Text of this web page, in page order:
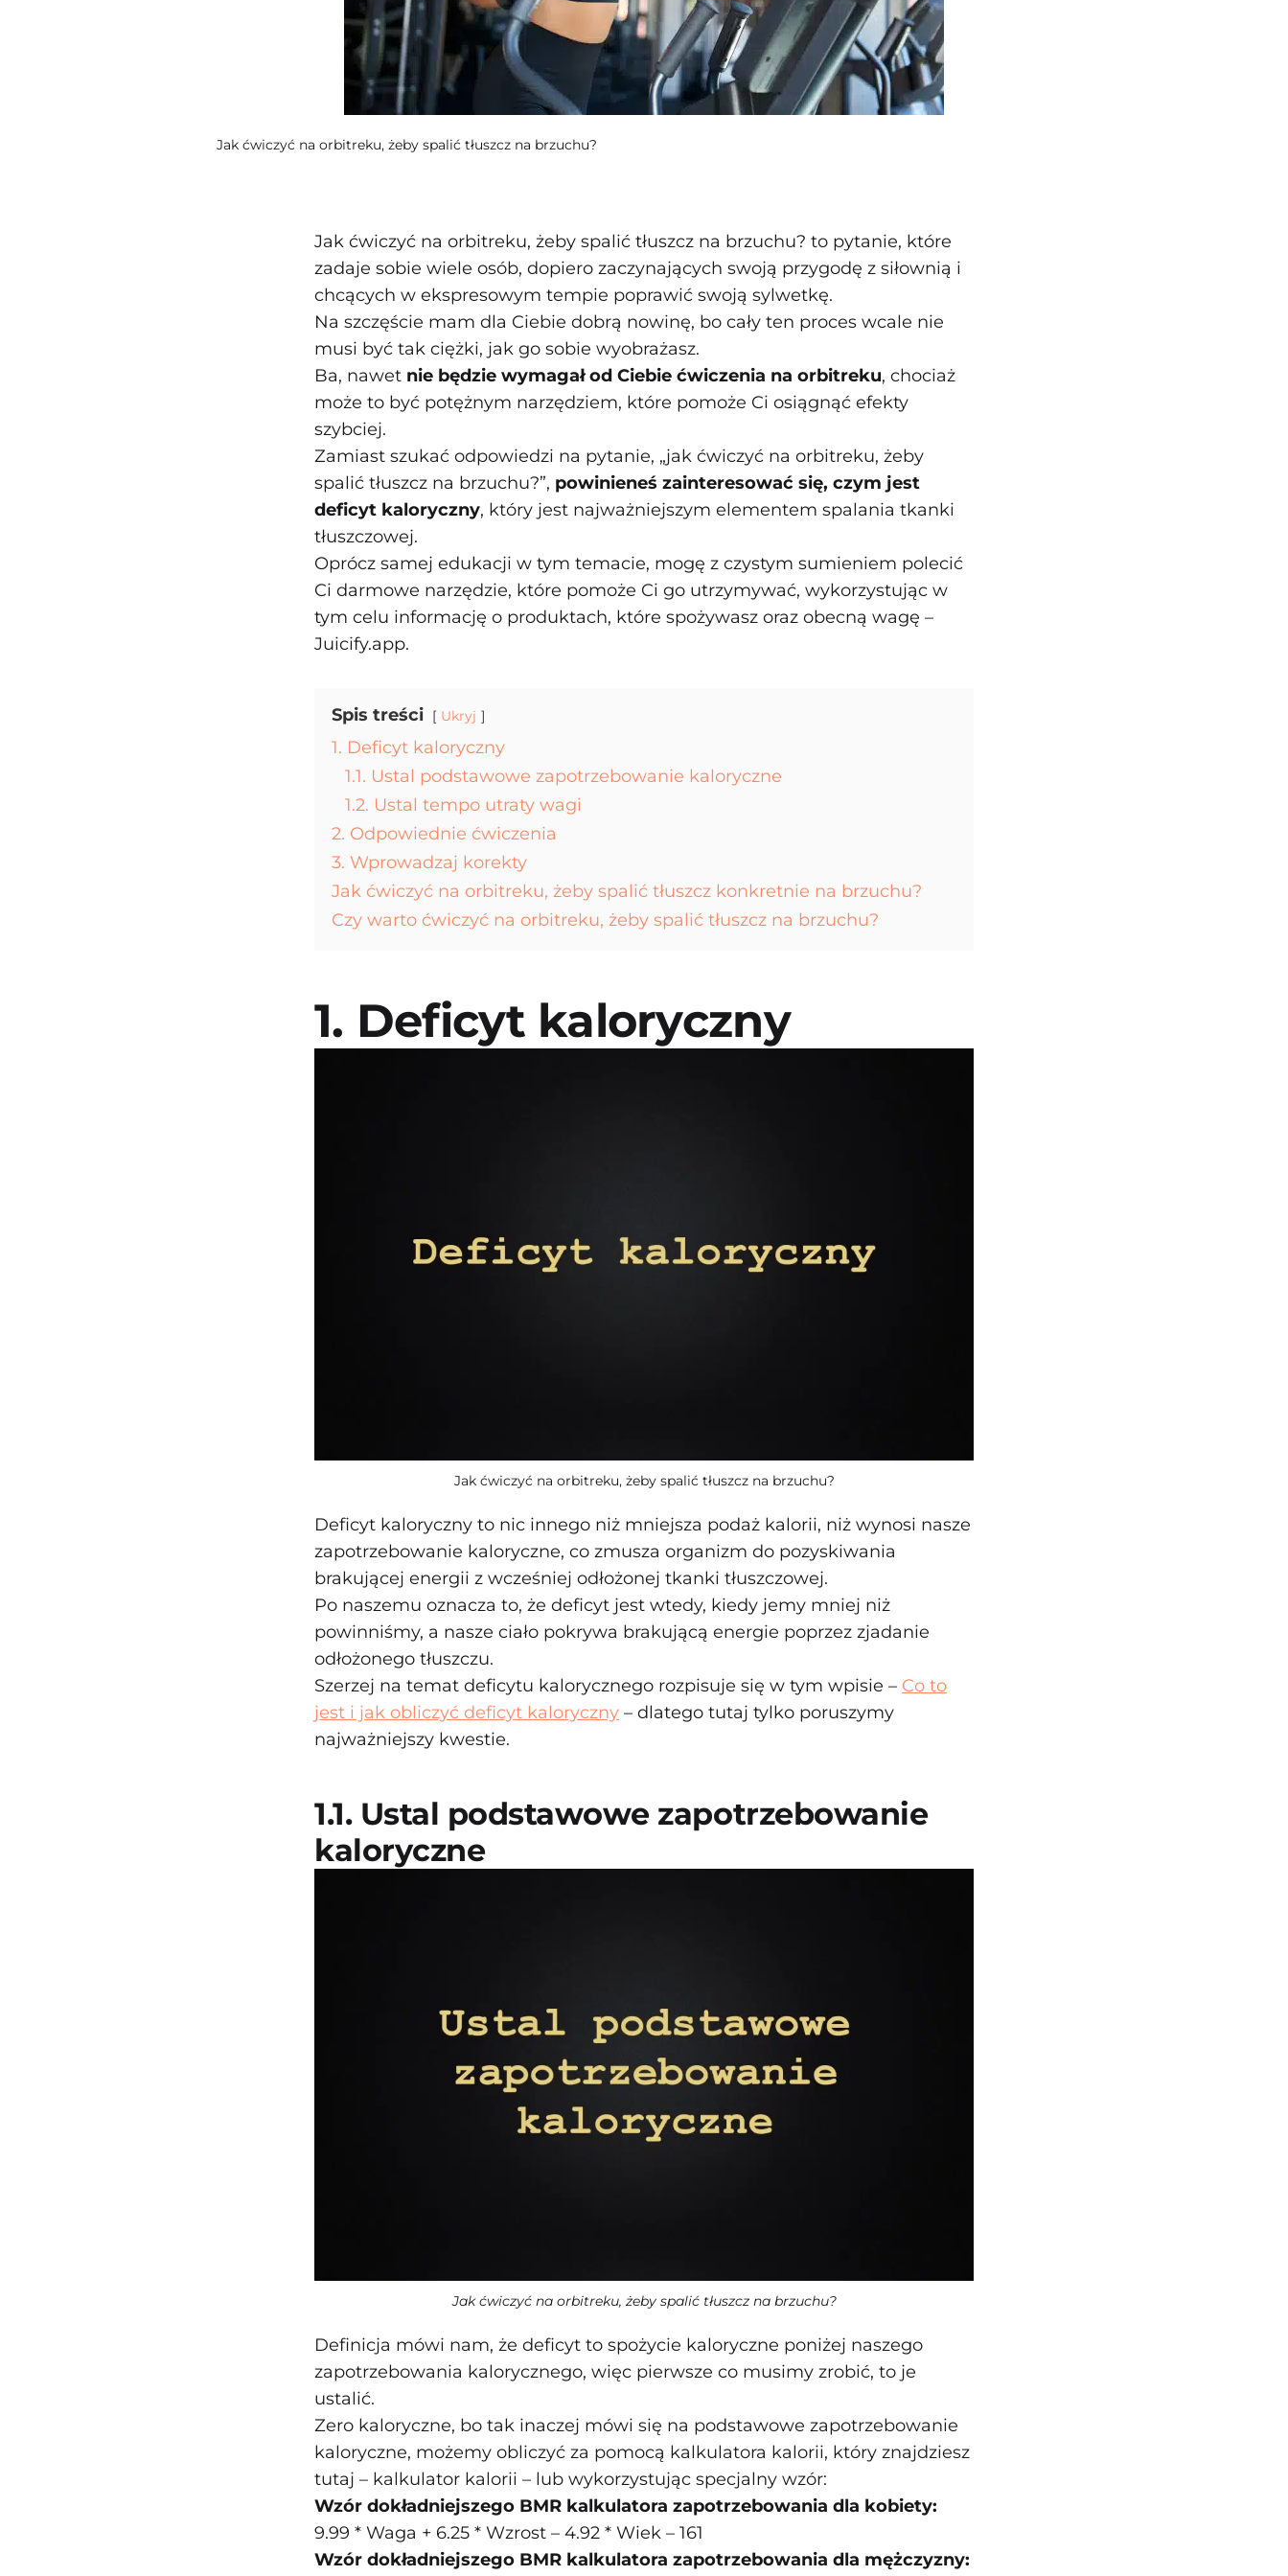
Jak ćwiczyć na orbitreku, żeby spalić tłuszcz na brzuchu?
Jak ćwiczyć na orbitreku, żeby spalić tłuszcz na brzuchu? to pytanie, które
zadaje sobie wiele osób, dopiero zaczynających swoją przygodę z siłownią i
chcących w ekspresowym tempie poprawić swoją sylwetkę.
Na szczęście mam dla Ciebie dobrą nowinę, bo cały ten proces wcale nie
musi być tak ciężki, jak go sobie wyobrażasz.
Ba, nawet nie będzie wymagał od Ciebie ćwiczenia na orbitreku, chociaż
może to być potężnym narzędziem, które pomoże Ci osiągnąć efekty
szybciej.
Zamiast szukać odpowiedzi na pytanie, „jak ćwiczyć na orbitreku, żeby
spalić tłuszcz na brzuchu?”, powinieneś zainteresować się, czym jest
deficyt kaloryczny, który jest najważniejszym elementem spalania tkanki
tłuszczowej.
Oprócz samej edukacji w tym temacie, mogę z czystym sumieniem polecić
Ci darmowe narzędzie, które pomoże Ci go utrzymywać, wykorzystując w
tym celu informację o produktach, które spożywasz oraz obecną wagę –
Juicify.app.
Spis treści Ukryj
1. Deficyt kaloryczny
1.1. Ustal podstawowe zapotrzebowanie kaloryczne
1.2. Ustal tempo utraty wagi
2. Odpowiednie ćwiczenia
3. Wprowadzaj korekty
Jak ćwiczyć na orbitreku, żeby spalić tłuszcz konkretnie na brzuchu?
Czy warto ćwiczyć na orbitreku, żeby spalić tłuszcz na brzuchu?
1. Deficyt kaloryczny
Jak ćwiczyć na orbitreku, żeby spalić tłuszcz na brzuchu?
Deficyt kaloryczny to nic innego niż mniejsza podaż kalorii, niż wynosi nasze
zapotrzebowanie kaloryczne, co zmusza organizm do pozyskiwania
brakującej energii z wcześniej odłożonej tkanki tłuszczowej.
Po naszemu oznacza to, że deficyt jest wtedy, kiedy jemy mniej niż
powinniśmy, a nasze ciało pokrywa brakującą energie poprzez zjadanie
odłożonego tłuszczu.
Szerzej na temat deficytu kalorycznego rozpisuje się w tym wpisie – Co to
jest i jak obliczyć deficyt kaloryczny – dlatego tutaj tylko poruszymy
najważniejszy kwestie.
1.1. Ustal podstawowe zapotrzebowanie
kaloryczne
Jak ćwiczyć na orbitreku, żeby spalić tłuszcz na brzuchu?
Definicja mówi nam, że deficyt to spożycie kaloryczne poniżej naszego
zapotrzebowania kalorycznego, więc pierwsze co musimy zrobić, to je
ustalić.
Zero kaloryczne, bo tak inaczej mówi się na podstawowe zapotrzebowanie
kaloryczne, możemy obliczyć za pomocą kalkulatora kalorii, który znajdziesz
tutaj – kalkulator kalorii – lub wykorzystując specjalny wzór:
Wzór dokładniejszego BMR kalkulatora zapotrzebowania dla kobiety:
9.99 * Waga + 6.25 * Wzrost – 4.92 * Wiek – 161
Wzór dokładniejszego BMR kalkulatora zapotrzebowania dla mężczyzny: